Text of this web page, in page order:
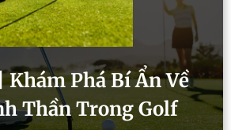
Khám Phá Bí Ẩn Về
Thần Trong Golf